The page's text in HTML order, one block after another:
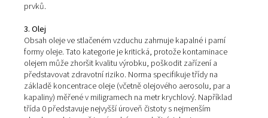
Tato kategorie se zabývá koncentrací pevných částic ve
stlačeném vzduchu, které se mohou pohybovat od
mikroskopicky malých prachových částic až po
nečistoty. Norma definuje několik tříd velikosti a
částic měřených v mikronech a počtu částic na metr
vzduchu. Například třída 1 určuje velikost částic 0,1 až